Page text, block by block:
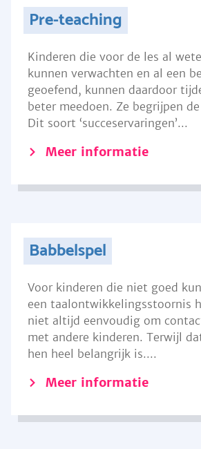
Pre-teaching
Kinderen die voor de les al
kunnen verwachten en al een
geoefend, kunnen daardoor
beter meedoen. Ze begrijpen
Dit soort ‘succeservaringen’...
Meer informatie
Babbelspel
Voor kinderen die niet goed
een taalontwikkelingsstoornis
niet altijd eenvoudig om
met andere kinderen. Terwijl
hen heel belangrijk is....
Meer informatie